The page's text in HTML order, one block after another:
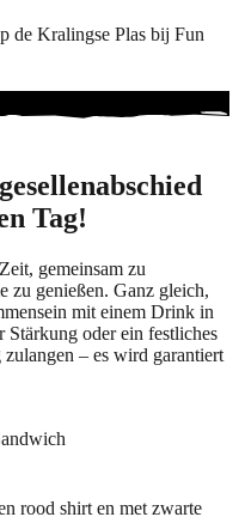
Tag!
gemeinsam zu
zu genießen. Ganz gleich,
mit einem Drink in
Stärkung oder ein festliches
– es wird garantiert